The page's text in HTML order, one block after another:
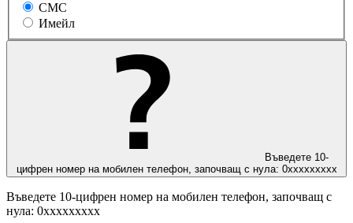
СМС
Имейл
Въведете 10-
цифрен номер на мобилен телефон, започващ с нула: 0ххххххххх
Въведете 10-цифрен номер на мобилен телефон, започващ с
нула: 0ххххххххх